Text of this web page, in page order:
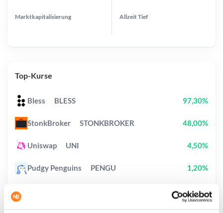
Marktkapitalisierung AllzeitTief
Top-Kurse
Bless BLESS 97,30%
StonkBroker STONKBROKER 48,00%
Uniswap UNI 4,50%
Pudgy Penguins PENGU 1,20%
23,50%